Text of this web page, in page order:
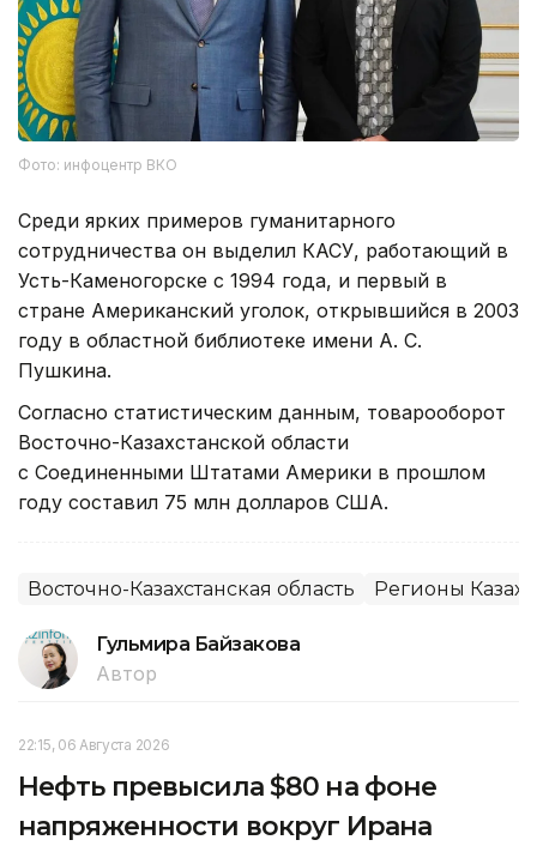
Фото: инфоцентр ВКО
Среди ярких примеров гуманитарного
сотрудничества он выделил КАСУ, работающий в
Усть-Каменогорске с 1994 года, и первый в
стране Американский уголок, открывшийся в 2003
году в областной библиотеке имени А. С.
Пушкина.
Согласно статистическим данным, товарооборот
Восточно-Казахстанской области
с Соединенными Штатами Америки в прошлом
году составил 75 млн долларов США.
Восточно-Казахстанская область Регионы
Гульмира Байзакова
Автор
22:15, 06 Августа 2026
Нефть превысила $80 на фоне
напряженности вокруг Ирана